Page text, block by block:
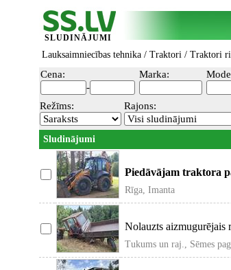
SLUDINĀJUMI
Lauksaimniecības tehnika / Traktori / Traktori
Cena:
-
Marka:
Režīms:
Rajons:
Sludinājumi
Piedāvājam traktora
zem
Rīga, Imanta
Nolauzts aizmugurējais
Tukums un raj., Sēmes